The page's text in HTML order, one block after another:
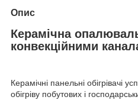
Опис
Керамічна
конвекційними
Керамічні панельні обігрівачі
обігріву побутових і